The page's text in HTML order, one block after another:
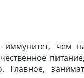
чем
Главное,